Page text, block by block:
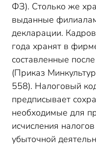
ФЗ). Столько же
выданные
декларации.
года хранят в
составленные
(Приказ
558). Налоговый
предписывает
необходимые для
исчисления
убыточной